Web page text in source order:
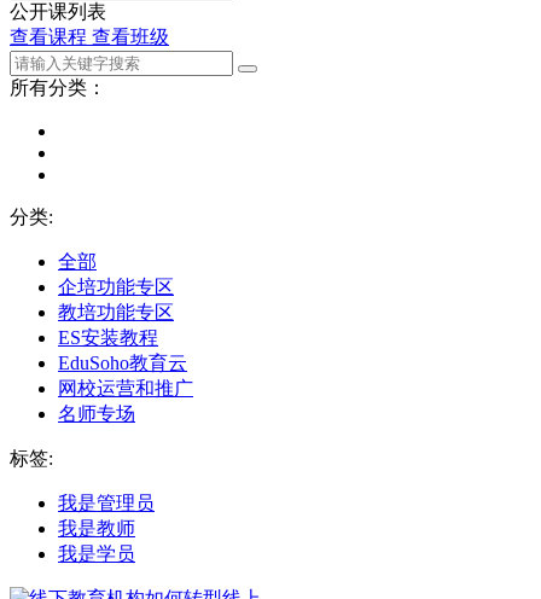
公开课列表
查看课程 查看班级
所有分类：
分类:
全部
企培功能专区
教培功能专区
ES安装教程
EduSoho教育云
网校运营和推广
名师专场
标签:
我是管理员
我是教师
我是学员